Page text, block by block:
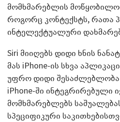
მომხმარებლის
როგორც კონტექსტს, რათა
ინტელექტუალური
Siri მიიღებს დიდი ხნის
მას iPhone-ის სხვა
უფრო დიდი შესაძლებლობა
iPhone-ში ინტეგრირებული
მომხმარებლებს
სპეციფიკური